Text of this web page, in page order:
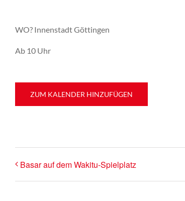
WO? Innenstadt Göttingen
Ab 10 Uhr
ZUM KALENDER HINZUFÜGEN
Basar auf dem Wakitu-Spielplatz